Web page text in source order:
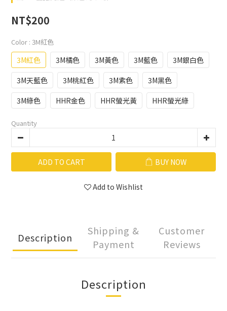
NT$200
Color : 3M紅色
3M紅色 3M橘色 3M黃色 3M藍色
3M銀白色
3M天藍色
3M桃紅色 3M紫色
3M黑色
3M綠色
HHR金色 HHR螢光黃 HHR螢光綠
Quantity
ADD TO CART BUY NOW
Add to Wishlist
Description
Shipping &
Payment
Customer
Reviews
Description